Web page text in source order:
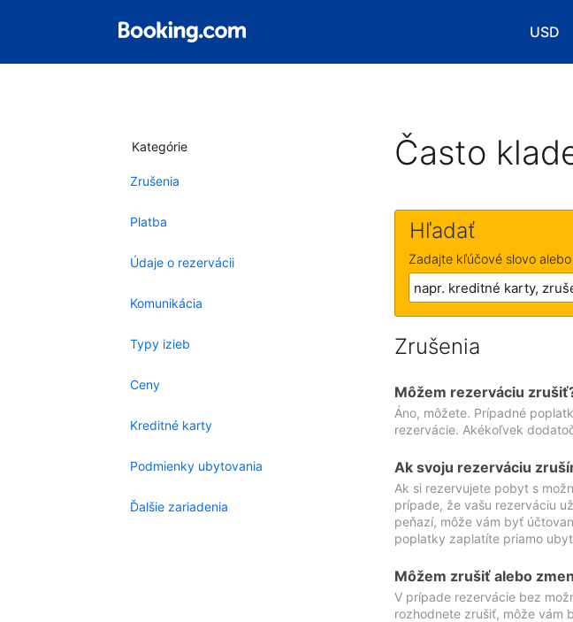
USD
Kategórie
Zrušenia
Platba
Údaje o rezervácii
Komunikácia
Typy izieb
Ceny
Kreditné karty
Podmienky ubytovania
Ďalšie zariadenia
Často
Hľadať
Zadajte kľúčové slovo
Zrušenia
Môžem rezerváciu
Áno, môžete. Prípadné
rezervácie. Akékoľvek
Ak svoju rezerváciu
Ak si rezervujete pobyt s
prípade, že vašu rezerváciu
peňazí, môže vám byť
poplatky zaplatíte priamo
Môžem zrušiť alebo
V prípade rezervácie bez
rozhodnete zrušiť, môže vám